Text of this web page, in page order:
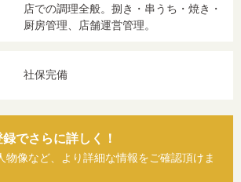
店での調理全般。捌き・串うち・焼き・
厨房管理、店舗運営管理。
社保完備
でさらに詳しく！
物像など、より詳細な情報をご確認頂けま